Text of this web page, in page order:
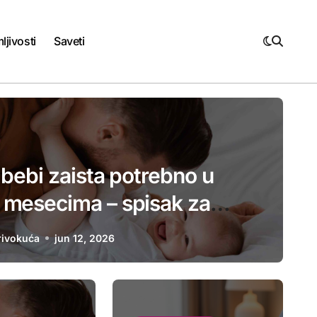
Saveti
zaista potrebno u
– spisak za
roditelje
jun 12, 2026